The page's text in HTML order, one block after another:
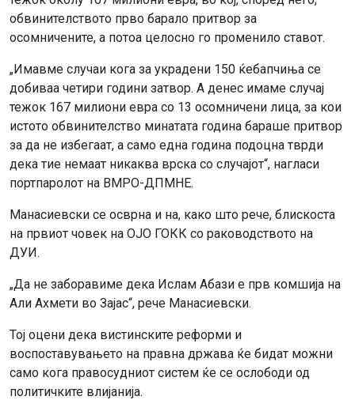
обвинителството прво барало притвор за
осомничените, а потоа целосно го променило ставот.
„Имавме случаи кога за украдени 150 ќебапчиња се
добиваа четири години затвор. А денес имаме случај
тежок 167 милиони евра со 13 осомничени лица, за кои
истото обвинителство минатата година бараше притвор
за да не избегаат, а само една година подоцна тврди
дека тие немаат никаква врска со случајот“, нагласи
портпаролот на ВМРО-ДПМНЕ.
Манасиевски се осврна и на, како што рече, блискоста
на првиот човек на ОЈО ГОКК со раководството на
ДУИ.
„Да не заборавиме дека Ислам Абази е прв комшија на
Али Ахмети во Зајас“, рече Манасиевски.
Тој оцени дека вистинските реформи и
воспоставувањето на правна држава ќе бидат можни
само кога правосудниот систем ќе се ослободи од
политичките влијанија.